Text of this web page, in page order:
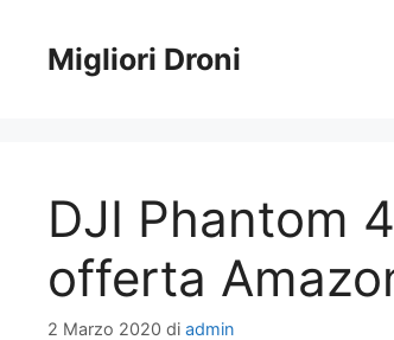
contenutoMigliori Droni
DJI Phantom
offerta
2 Marzo 2020 di admin